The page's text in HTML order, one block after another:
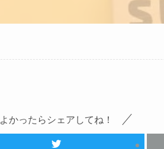
よかったらシェアしてね！